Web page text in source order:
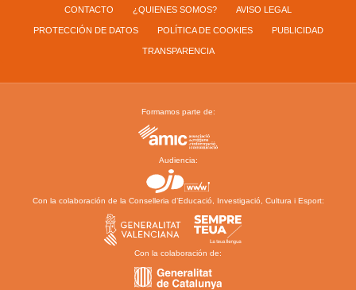
CONTACTO ¿QUIENES SOMOS? AVISO LEGAL
PROTECCIÓN DE DATOS POLÍTICA DE COOKIES PUBLICIDAD
TRANSPARENCIA
Formamos parte de:
Audiencia:
Con la colaboración de la Conselleria d’Educació, Investigació, Cultura i Esport:
Con la colaboración de: